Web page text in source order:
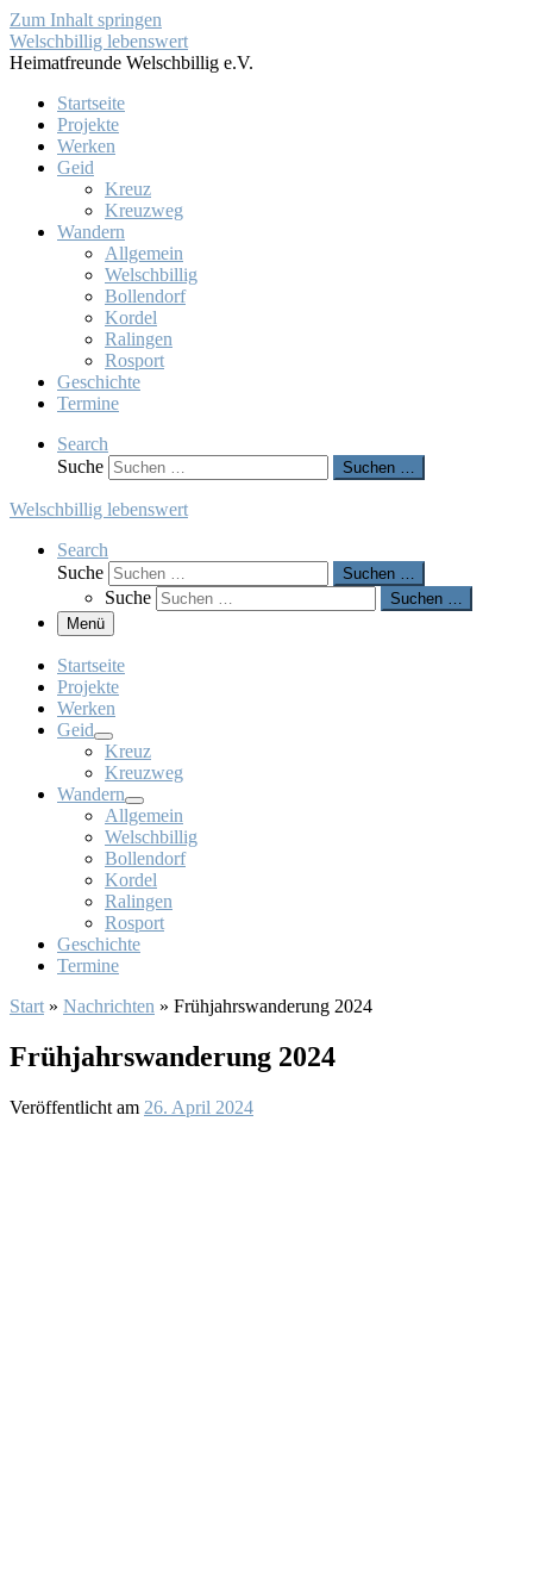
Zum Inhalt springen
Welschbillig lebenswert
Heimatfreunde Welschbillig e.V.
Startseite
Projekte
Werken
Geid
Kreuz
Kreuzweg
Wandern
Allgemein
Welschbillig
Bollendorf
Kordel
Ralingen
Rosport
Geschichte
Termine
Search
Suche
Suchen …
Welschbillig lebenswert
Search
Suche
Suchen …
Suche
Suchen …
Menü
Startseite
Projekte
Werken
Geid
Kreuz
Kreuzweg
Wandern
Allgemein
Welschbillig
Bollendorf
Kordel
Ralingen
Rosport
Geschichte
Termine
Start » Nachrichten » Frühjahrswanderung 2024
Frühjahrswanderung 2024
Veröffentlicht am 26. April 2024